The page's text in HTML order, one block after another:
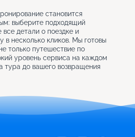
становится
выберите подходящий
детали о поездке и
в несколько кликов. Мы готовы
только путешествие по
уровень сервиса на каждом
тура до вашего возвращения